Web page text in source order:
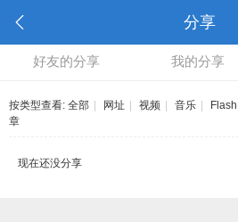
分享
好友的分享 我的分享
按类型查看: 全部 网址 视频 音乐 Flash
章
现在还没分享